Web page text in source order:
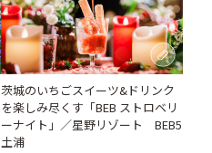
茨城のいちごスイーツ&ドリンク
を楽しみ尽くす「BEB ストロベリ
ーナイト」／星野リゾート BEB5
土浦